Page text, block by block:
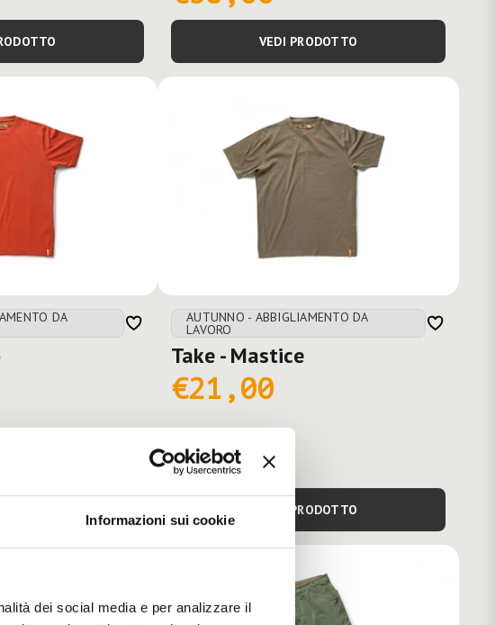
Informazioni sui cookie
dei social media e per analizzare il
VEDI PRODOTTO
DA AUTUNNO - ABBIGLIAMENTO DA
LAVORO
Take - Mastice
€21,00
VEDI PRODOTTO